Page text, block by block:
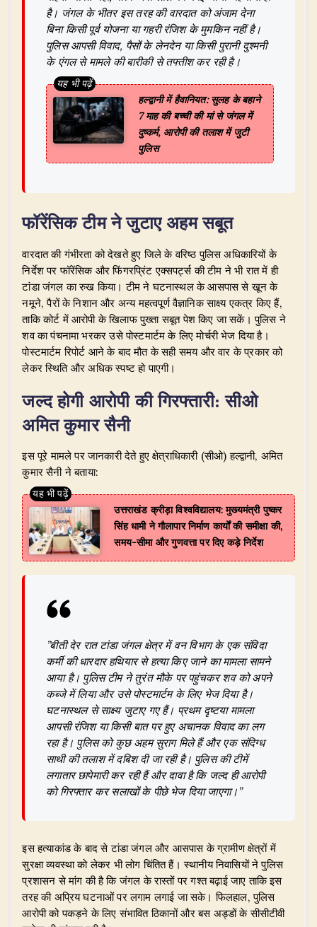
है। जंगल के भीतर इस तरह की वारदात को अंजाम देना
बिना किसी पूर्व योजना या गहरी रंजिश के मुमकिन नहीं है।
पुलिस आपसी विवाद, पैसों के लेनदेन या किसी पुरानी दुश्मनी
के एंगल से मामले की बारीकी से तफ्तीश कर रही है।
हल्द्वानी में हैवानियत: सुलह के बहाने
7 माह की बच्ची की मां से जंगल में
दुष्कर्म, आरोपी की तलाश में जुटी
पुलिस
​फॉरेंसिक टीम ने जुटाए अहम सबूत
​वारदात की गंभीरता को देखते हुए जिले के वरिष्ठ पुलिस अधिकारियों के
निर्देश पर फॉरेंसिक और फिंगरप्रिंट एक्सपर्ट्स की टीम ने भी रात में ही
टांडा जंगल का रुख किया। टीम ने घटनास्थल के आसपास से खून के
नमूने, पैरों के निशान और अन्य महत्वपूर्ण वैज्ञानिक साक्ष्य एकत्र किए हैं,
ताकि कोर्ट में आरोपी के खिलाफ पुख्ता सबूत पेश किए जा सकें। पुलिस ने
शव का पंचनामा भरकर उसे पोस्टमार्टम के लिए मोर्चरी भेज दिया है।
पोस्टमार्टम रिपोर्ट आने के बाद मौत के सही समय और वार के प्रकार को
लेकर स्थिति और अधिक स्पष्ट हो पाएगी।
​जल्द होगी आरोपी की गिरफ्तारी: सीओ
अमित कुमार सैनी
​इस पूरे मामले पर जानकारी देते हुए क्षेत्राधिकारी (सीओ) हल्द्वानी, अमित
कुमार सैनी ने बताया:
उत्तराखंड क्रीड़ा विश्वविद्यालय: मुख्यमंत्री पुष्कर
सिंह धामी ने गौलापार निर्माण कार्यों की समीक्षा की,
समय-सीमा और गुणवत्ता पर दिए कड़े निर्देश
​”बीती देर रात टांडा जंगल क्षेत्र में वन विभाग के एक संविदा
कर्मी की धारदार हथियार से हत्या किए जाने का मामला सामने
आया है। पुलिस टीम ने तुरंत मौके पर पहुंचकर शव को अपने
कब्जे में लिया और उसे पोस्टमार्टम के लिए भेज दिया है।
घटनास्थल से साक्ष्य जुटाए गए हैं। प्रथम दृष्टया मामला
आपसी रंजिश या किसी बात पर हुए अचानक विवाद का लग
रहा है। पुलिस को कुछ अहम सुराग मिले हैं और एक संदिग्ध
साथी की तलाश में दबिश दी जा रही है। पुलिस की टीमें
लगातार छापेमारी कर रही हैं और दावा है कि जल्द ही आरोपी
को गिरफ्तार कर सलाखों के पीछे भेज दिया जाएगा।”
​इस हत्याकांड के बाद से टांडा जंगल और आसपास के ग्रामीण क्षेत्रों में
सुरक्षा व्यवस्था को लेकर भी लोग चिंतित हैं। स्थानीय निवासियों ने पुलिस
प्रशासन से मांग की है कि जंगल के रास्तों पर गश्त बढ़ाई जाए ताकि इस
तरह की अप्रिय घटनाओं पर लगाम लगाई जा सके। फिलहाल, पुलिस
आरोपी को पकड़ने के लिए संभावित ठिकानों और बस अड्डों के सीसीटीवी